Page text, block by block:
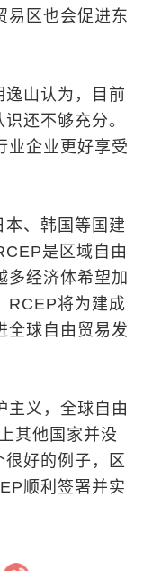
易区也会促进东
山认为，目前
还不够充分。
业企业更好享受
、韩国等国建
是区域自由
多经济体希望加
RCEP将为建成
全球自由贸易发
主义，全球自由
其他国家并没
好的例子，区
顺利签署并实